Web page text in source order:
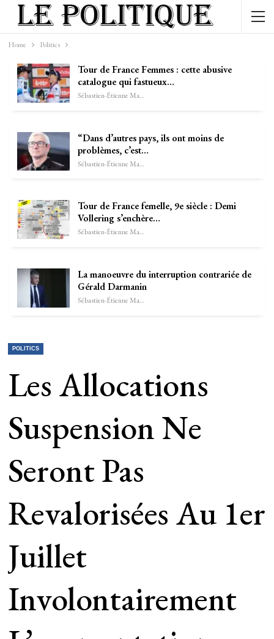
Home Politics
Tour de France Femmes : cette abusive
catalogue qui fastueux…
Sébastien-Étienne Marechal
“Dans d’autres pays, ils ont moins de
problèmes, c’est…
Sébastien-Étienne Marechal
Tour de France femelle, 9e siècle : Demi
Vollering s’enchère…
Sébastien-Étienne Marechal
La manoeuvre du interruption contrariée de
Gérald Darmanin
Sébastien-Étienne Marechal
POLITICS
Les Allocations
Suspension Ne
Seront Pas
Revalorisées Au 1er
Juillet
Involontairement